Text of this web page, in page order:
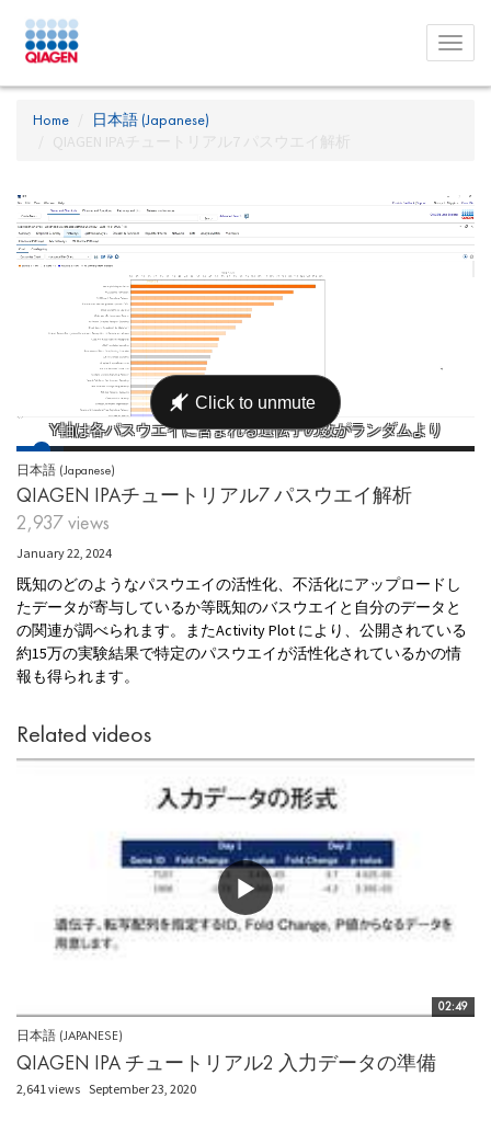
Toggle
menu
Home
日本語 (Japanese)
QIAGEN IPAチュートリアル7 パスウエイ解析
日本語 (Japanese)
QIAGEN IPAチュートリアル7 パスウエイ解析
2,937 views
January 22, 2024
既知のどのようなパスウエイの活性化、不活化にアップロードし
たデータが寄与しているか等既知のバスウエイと自分のデータと
の関連が調べられます。またActivity Plot により、公開されている
約15万の実験結果で特定のパスウエイが活性化されているかの情
報も得られます。
Related videos
02:49
日本語 (JAPANESE)
QIAGEN IPA チュートリアル2 入力データの準備
2,641 views September 23, 2020